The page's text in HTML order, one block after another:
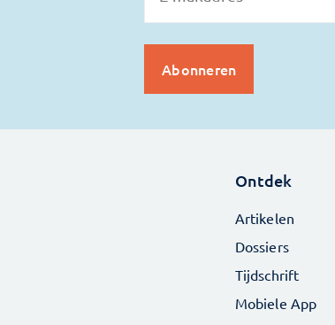
Ontdek
Artikelen
Dossiers
Tijdschrift
Mobiele App